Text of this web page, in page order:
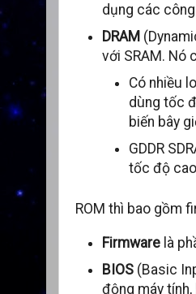
dụng các
DRAM
với SRAM. Nó
Có nhiều
dùng tốc
biến bây
GDDR
tốc độ
ROM thì bao gồm
Firmware là
BIOS (Basic
động máy